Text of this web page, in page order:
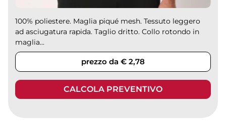
100% poliestere. Maglia piqué mesh. Tessuto leggero
ad asciugatura rapida. Taglio dritto. Collo rotondo in
maglia...
prezzo da € 2,78
CALCOLA PREVENTIVO